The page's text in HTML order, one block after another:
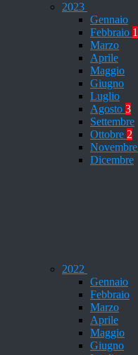
2023
Gennaio
Febbraio 1
Marzo
Aprile
Maggio
Giugno
Luglio
Agosto 3
Settembre
Ottobre 2
Novembre
Dicembre
2022
Gennaio
Febbraio
Marzo
Aprile
Maggio
Giugno